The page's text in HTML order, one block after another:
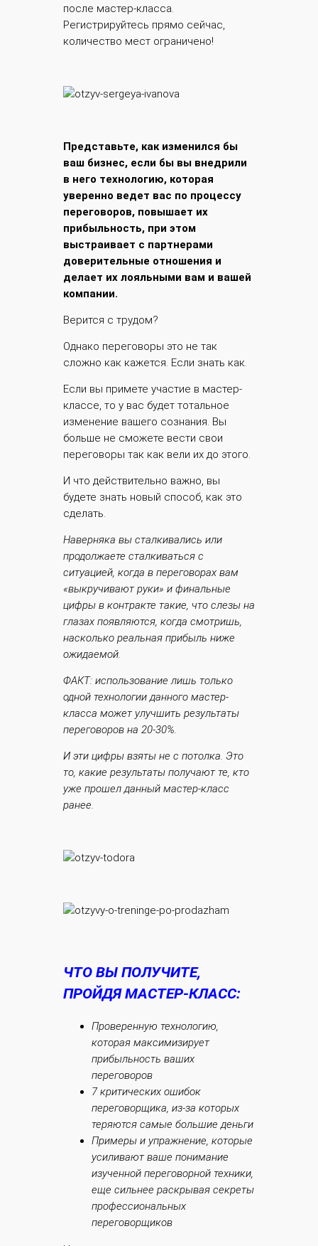
после мастер-класса.
Регистрируйтесь прямо сейчас,
количество мест ограничено!
Представьте, как изменился бы
ваш бизнес, если бы вы внедрили
в него технологию, которая
уверенно ведет вас по процессу
переговоров, повышает их
прибыльность, при этом
выстраивает с партнерами
доверительные отношения и
делает их лояльными вам и вашей
компании.
Верится с трудом?
Однако переговоры это не так
сложно как кажется. Если знать как.
Если вы примете участие в мастер-
классе, то у вас будет тотальное
изменение вашего сознания. Вы
больше не сможете вести свои
переговоры так как вели их до этого.
И что действительно важно, вы
будете знать новый способ, как это
сделать.
Наверняка вы сталкивались или
продолжаете сталкиваться с
ситуацией, когда в переговорах вам
«выкручивают руки» и финальные
цифры в контракте такие, что слезы на
глазах появляются, когда смотришь,
насколько реальная прибыль ниже
ожидаемой.
ФАКТ: использование лишь только
одной технологии данного мастер-
класса может улучшить результаты
переговоров на 20-30%.
И эти цифры взяты не с потолка. Это
то, какие результаты получают те, кто
уже прошел данный мастер-класс
ранее.
ЧТО ВЫ ПОЛУЧИТЕ,
ПРОЙДЯ МАСТЕР-КЛАСС:
Проверенную технологию,
которая максимизирует
прибыльность ваших
переговоров
7 критических ошибок
переговорщика, из-за которых
теряются самые большие деньги
Примеры и упражнение, которые
усиливают ваше понимание
изученной переговорной техники,
еще сильнее раскрывая секреты
профессиональных
переговорщиков